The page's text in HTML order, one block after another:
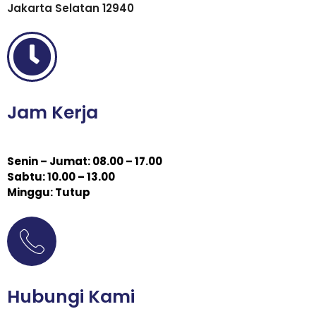
Jakarta Selatan 12940
Jam Kerja
Senin – Jumat: 08.00 – 17.00
Sabtu: 10.00 – 13.00
Minggu: Tutup
Hubungi Kami